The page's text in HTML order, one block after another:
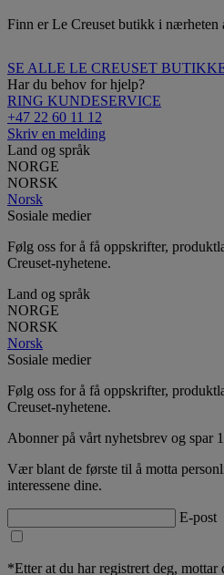
Finn er Le Creuset butikk i nærheten
SE ALLE LE CREUSET
Har du behov for hjelp?
RING KUNDESERVICE
+47 22 60 11 12
Skriv en melding
Land og språk
NORGE
NORSK
Norsk
Sosiale medier
Følg oss for å få oppskrifter,
Creuset-nyhetene.
Land og språk
NORGE
NORSK
Norsk
Sosiale medier
Følg oss for å få oppskrifter,
Creuset-nyhetene.
Abonner på vårt nyhetsbrev og spar
Vær blant de første til å motta
interessene dine.
E-post
*Etter at du har registrert deg, mottar